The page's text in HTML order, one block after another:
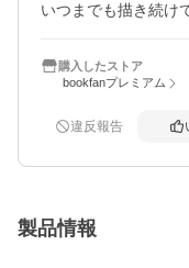
いつまでも描き続け
購入したストア
bookfanプレミアム
違反報告
製品情報